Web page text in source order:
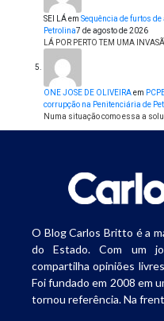
SEI LÁem Sequência de furtos
Petrolina7 de agosto de 2026
LÁ POR PERTO TEM UMA
ONE JOSE DE OLIVEIRAem
corrupção na Penitenciária de
Numa situação como essa a
O Blog Carlos Britto é a
do Estado. Com um
compartilha opiniões
Foi fundado em 2008 em
tornou referência. Na